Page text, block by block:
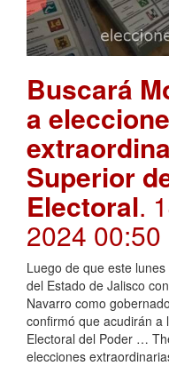
Buscará
a
Superior
Electoral.
2024 00:50
Luego de que este
del Estado de Jalisco
Navarro como
confirmó que acudirán a
Electoral del Poder …
elecciones